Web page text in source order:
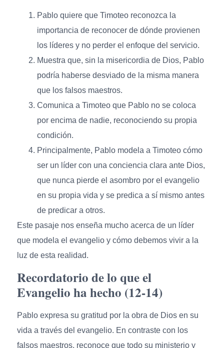
Pablo quiere que Timoteo reconozca la
importancia de reconocer de dónde provienen
los líderes y no perder el enfoque del servicio.
Muestra que, sin la misericordia de Dios, Pablo
podría haberse desviado de la misma manera
que los falsos maestros.
Comunica a Timoteo que Pablo no se coloca
por encima de nadie, reconociendo su propia
condición.
Principalmente, Pablo modela a Timoteo cómo
ser un líder con una conciencia clara ante Dios,
que nunca pierde el asombro por el evangelio
en su propia vida y se predica a sí mismo antes
de predicar a otros.
Este pasaje nos enseña mucho acerca de un líder
que modela el evangelio y cómo debemos vivir a la
luz de esta realidad.
Recordatorio de lo que el
Evangelio ha hecho (12-14)
Pablo expresa su gratitud por la obra de Dios en su
vida a través del evangelio. En contraste con los
falsos maestros, reconoce que todo su ministerio y